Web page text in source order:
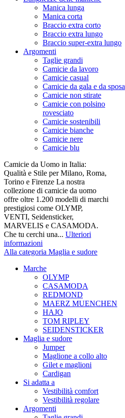
Manica lunga
Manica corta
Braccio extra corto
Braccio extra lungo
Braccio super-extra lungo
Argomenti
Taglie grandi
Camicie da lavoro
Camicie casual
Camicie da gala e da sposa
Camicie non stirate
Camicie con polsino
rovesciato
Camicie sostenibili
Camicie bianche
Camicie nere
Camicie blu
Camicie da Uomo in Italia:
Qualità e Stile per Milano, Roma,
Torino e Firenze La nostra
collezione di camicie da uomo
offre oltre 1.200 modelli di marchi
prestigiosi come OLYMP,
VENTI, Seidensticker,
MARVELIS e CASAMODA.
Che tu cerchi una... Ulteriori
informazioni
Alla categoria Maglia e sudore
Marche
OLYMP
CASAMODA
REDMOND
MAERZ MUENCHEN
HAJO
TOM RIPLEY
SEIDENSTICKER
Maglia e sudore
Jumper
Maglione a collo alto
Gilet e maglioni
Cardigan
Si adatta a
Vestibilità comfort
Vestibilità regolare
Argomenti